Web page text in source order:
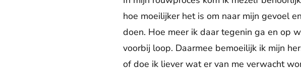
hoe moeilijker het is om naar mijn gevoel
doen. Hoe meer ik daar tegenin ga en op
voorbij loop. Daarmee bemoeilijk ik mijn
of doe ik liever wat er van me verwacht